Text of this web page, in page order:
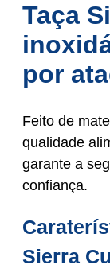
Taça
por
Feito de
qualidade
garante a
confiança.
Sierra